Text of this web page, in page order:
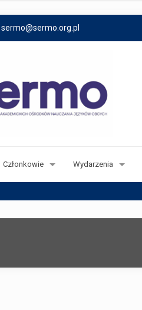
sermo@sermo.org.pl
Członkowie Wydarzenia